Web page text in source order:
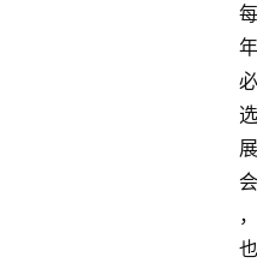
每
年
必
选
展
会
，
也